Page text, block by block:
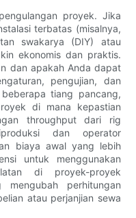
proyek. Jika
terbatas (misalnya,
swakarya (DIY) atau
ekonomis dan praktis.
dan apakah Anda dapat
pengujian, dan
tiang pancang,
di mana kepastian
throughput dari rig
dan operator
biaya awal yang lebih
untuk menggunakan
di proyek-proyek
mengubah perhitungan
atau perjanjian sewa